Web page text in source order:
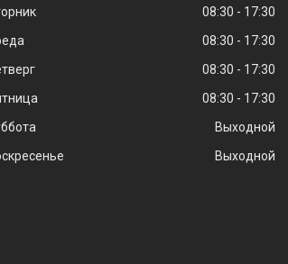
08:30
17:30
08:30
17:30
08:30
17:30
08:30
17:30
Выходной
Выходной